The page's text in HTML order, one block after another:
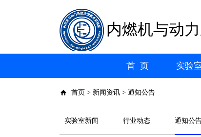
内燃机与动
首 页 实验
首页 > 新闻资讯 > 通知公告
实验室新闻 行业动态 通知公